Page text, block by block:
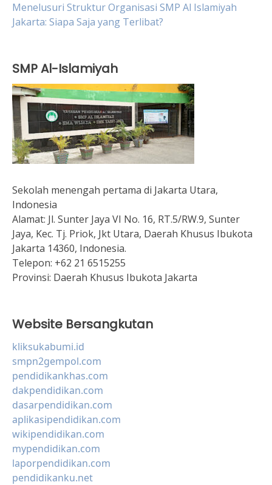
Menelusuri Struktur Organisasi SMP Al Islamiyah
Jakarta: Siapa Saja yang Terlibat?
SMP Al-Islamiyah
Sekolah menengah pertama di Jakarta Utara,
Indonesia
Alamat: Jl. Sunter Jaya VI No. 16, RT.5/RW.9, Sunter
Jaya, Kec. Tj. Priok, Jkt Utara, Daerah Khusus Ibukota
Jakarta 14360, Indonesia.
Telepon: +62 21 6515255
Provinsi: Daerah Khusus Ibukota Jakarta
Website Bersangkutan
kliksukabumi.id
smpn2gempol.com
pendidikankhas.com
dakpendidikan.com
dasarpendidikan.com
aplikasipendidikan.com
wikipendidikan.com
mypendidikan.com
laporpendidikan.com
pendidikanku.net